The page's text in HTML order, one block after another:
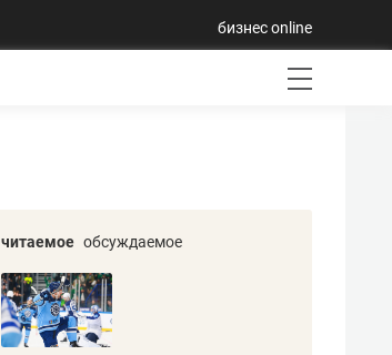
бизнес online
читаемое обсуждаемое